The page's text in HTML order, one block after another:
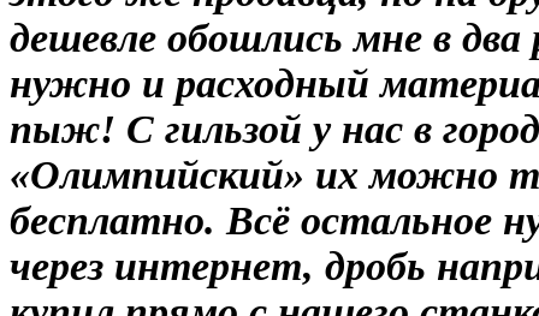
дешевле обошлись мне в
нужно и расходный
пыж! С гильзой у нас в
«Олимпийский» их можно
бесплатно. Всё остальное
через интернет, дробь